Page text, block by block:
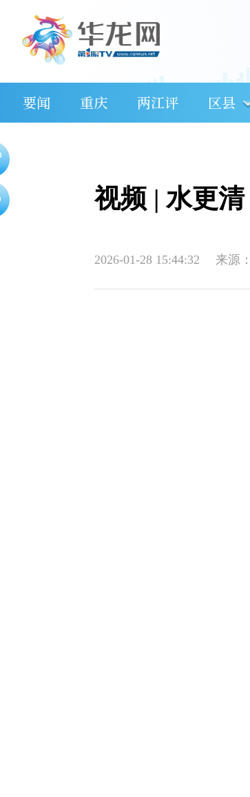
要闻 重庆 两江评 区县
视频 | 水更
2026-01-28 15:44:32 来源：